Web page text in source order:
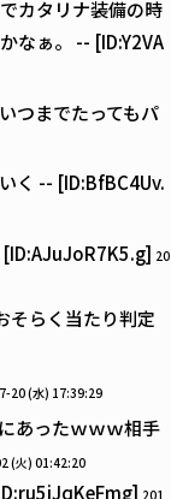
カタリナ装備の時
なぁ。 -- [ID:Y2VA
つまでたってもパ
く -- [ID:BfBC4Uv.
20
そらく当たり判定
20 (水) 17:39:29
あったｗｗｗ相手
(火) 01:42:20
201